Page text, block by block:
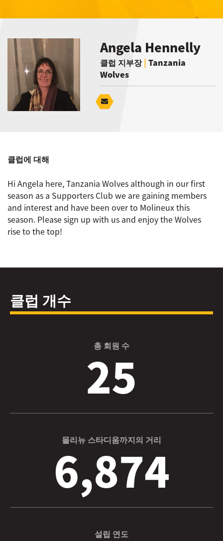
Angela Hennelly
클럽 지부장
Tanzania
Wolves
클럽에 대해
Hi Angela here, Tanzania Wolves although in our first
season as a Supporters Club we are gaining members
and interest and have been over to Molineux this
season. Please sign up with us and enjoy the Wolves
rise to the top!
클럽 개수
총 회원 수
25
몰리뉴 스타디움까지의 거리
6,874
설립 연도